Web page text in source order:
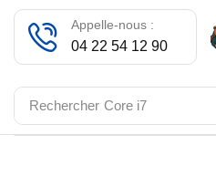
Rechercher Core i7
Appelle-nous :
04 22 54 12 90